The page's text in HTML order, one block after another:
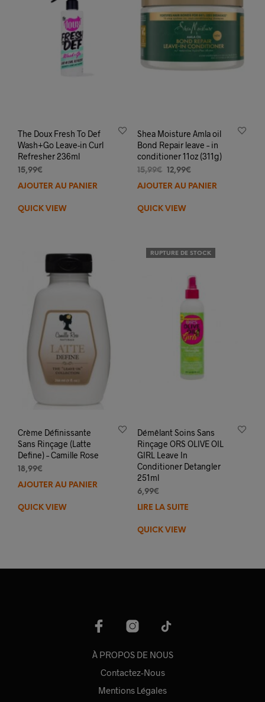
The Doux Fresh To Def
Wash+Go Leave-in Curl
Refresher 236ml
15,99€
AJOUTER AU PANIER
QUICK VIEW
Shea Moisture Amla oil
Bond Repair leave – in
conditioner 11oz (311g)
15,99€ Le
prix
était :
12,99€
prix
AJOUTER AU PANIER
QUICK VIEW
Crème Définissante
Sans Rinçage (Latte
Define) – Camille Rose
18,99€
AJOUTER AU PANIER
QUICK VIEW
RUPTURE DE STOCK
Démêlant Soins Sans
Rinçage ORS OLIVE OIL
GIRL Leave In
Conditioner Detangler
251ml
6,99€
LIRE LA SUITE
QUICK VIEW
À PROPOS DE NOUS
Contactez-Nous
Mentions Légales